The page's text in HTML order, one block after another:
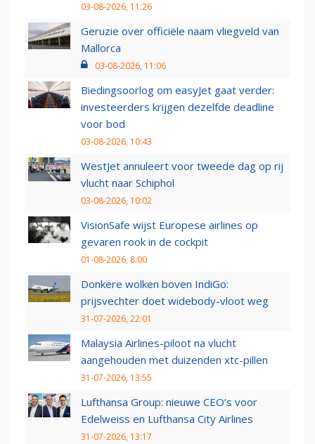
03-08-2026, 11:26
Geruzie over officiële naam vliegveld van
Mallorca
03-08-2026, 11:06
Biedingsoorlog om easyJet gaat verder:
investeerders krijgen dezelfde deadline
voor bod
03-08-2026, 10:43
WestJet annuleert voor tweede dag op rij
vlucht naar Schiphol
03-08-2026, 10:02
VisionSafe wijst Europese airlines op
gevaren rook in de cockpit
01-08-2026, 8:00
Donkere wolken boven IndiGo:
prijsvechter doet widebody-vloot weg
31-07-2026, 22:01
Malaysia Airlines-piloot na vlucht
aangehouden met duizenden xtc-pillen
31-07-2026, 13:55
Lufthansa Group: nieuwe CEO’s voor
Edelweiss en Lufthansa City Airlines
31-07-2026, 13:17